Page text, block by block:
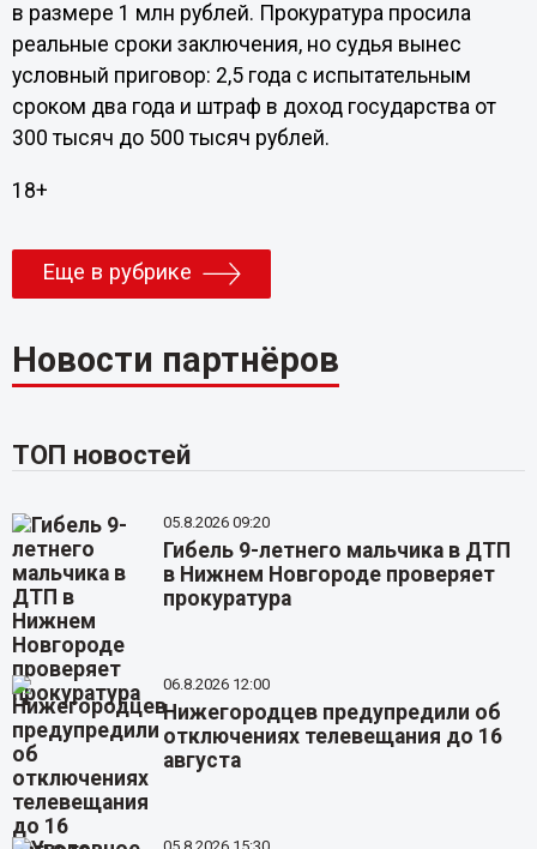
в размере 1 млн рублей. Прокуратура просила
реальные сроки заключения, но судья вынес
условный приговор: 2,5 года с испытательным
сроком два года и штраф в доход государства от
300 тысяч до 500 тысяч рублей.
18+
Еще в рубрике
Новости партнёров
ТОП новостей
05.8.2026 09:20
Гибель 9-летнего мальчика в ДТП
в Нижнем Новгороде проверяет
прокуратура
06.8.2026 12:00
Нижегородцев предупредили об
отключениях телевещания до 16
августа